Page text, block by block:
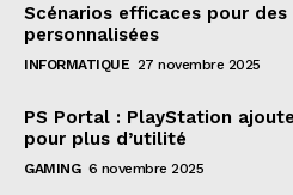
Scénarios efficaces pour
personnalisées
INFORMATIQUE 27 novembre 2025
PS Portal : PlayStation
pour plus d’utilité
GAMING 6 novembre 2025